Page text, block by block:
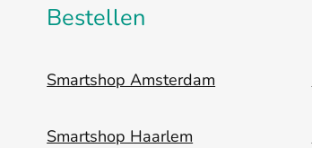
Bestellen
Smartshop Amsterdam
Smartshop Haarlem